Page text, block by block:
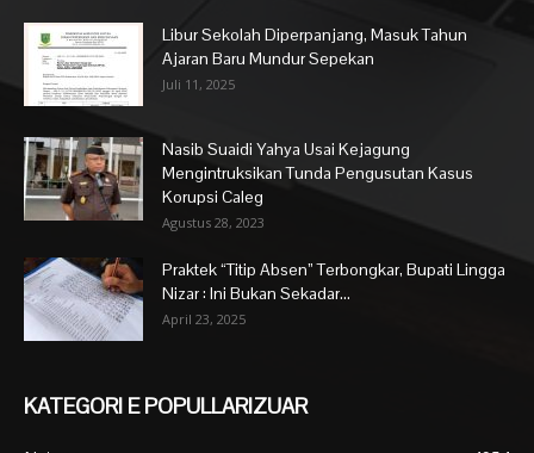
Libur Sekolah Diperpanjang, Masuk Tahun
Ajaran Baru Mundur Sepekan
Juli 11, 2025
Nasib Suaidi Yahya Usai Kejagung
Mengintruksikan Tunda Pengusutan Kasus
Korupsi Caleg
Agustus 28, 2023
Praktek “Titip Absen” Terbongkar, Bupati Lingga
Nizar : Ini Bukan Sekadar...
April 23, 2025
KATEGORI E POPULLARIZUAR